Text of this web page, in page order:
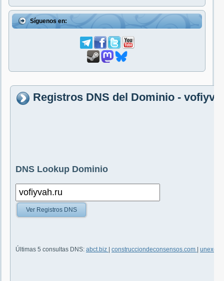
Síguenos en:
Registros DNS del Dominio -
DNS Lookup Dominio
Ver Registros DNS
Últimas 5 consultas DNS: abct.biz construcciondeconsensos.com